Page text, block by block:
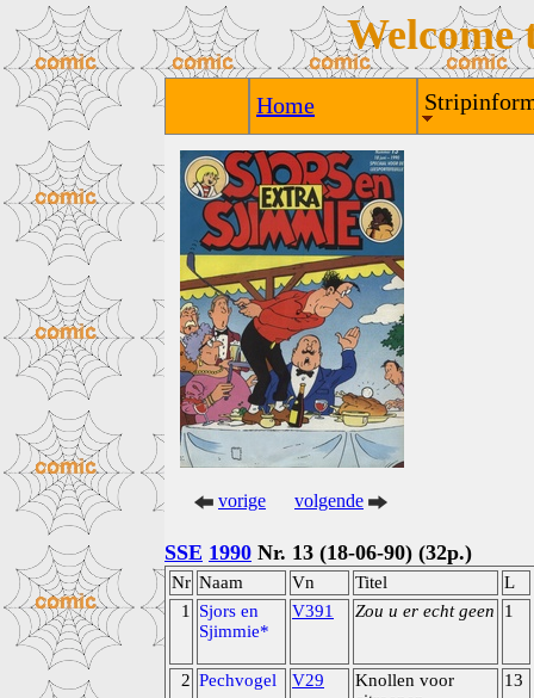
Welcome
Home
vorige volgende
SSE 1990 Nr. 13 (18-06-90) (32p.)
Nr Naam Vn Titel
L
1
Sjors en
Sjimmie*
V391 Zou u er echt geen 1
2 Pechvogel V29
Knollen voor
13